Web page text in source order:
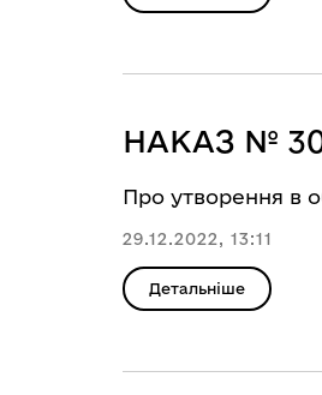
НАКАЗ №
Про утворення в
29.12.2022, 13:11
Детальніше